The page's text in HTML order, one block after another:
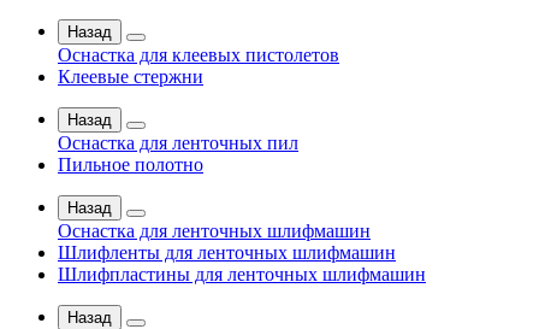
Назад
Оснастка для клеевых пистолетов
Клеевые стержни
Назад
Оснастка для ленточных пил
Пильное полотно
Назад
Оснастка для ленточных шлифмашин
Шлифленты для ленточных шлифмашин
Шлифпластины для ленточных шлифмашин
Назад